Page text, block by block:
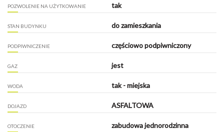
POZWOLENIE NA UŻYTKOWANIE tak
STAN BUDYNKU do zamieszkania
PODPIWNICZENIE częściowo podpiwniczony
GAZ jest
WODA tak - miejska
DOJAZD ASFALTOWA
OTOCZENIE zabudowa jednorodzinna